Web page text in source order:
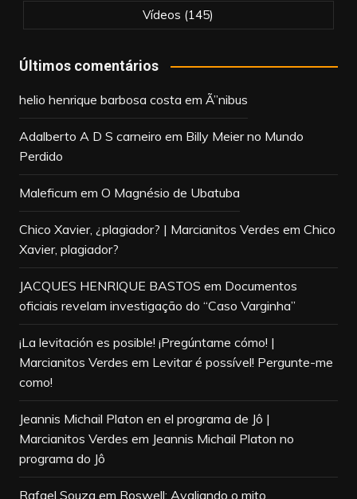
Vídeos (145)
Últimos comentários
helio henrique barbosa costa em Ã”nibus
Adalberto A D S carneiro em Billy Meier no Mundo
Perdido
Maleficum em O Magnésio de Ubatuba
Chico Xavier, ¿plagiador? | Marcianitos Verdes em Chico
Xavier, plagiador?
JACQUES HENRIQUE BASTOS em Documentos
oficiais revelam investigação do “Caso Varginha”
¡La levitación es posible! ¡Pregúntame cómo! |
Marcianitos Verdes em Levitar é possível! Pergunte-me
como!
Jeannis Michail Platon en el programa de Jô |
Marcianitos Verdes em Jeannis Michail Platon no
programa do Jô
Rafael Souza em Roswell: Avaliando o mito